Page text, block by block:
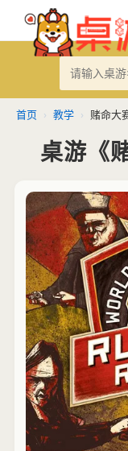
首页 › 教学 › 赌命大
桌游《